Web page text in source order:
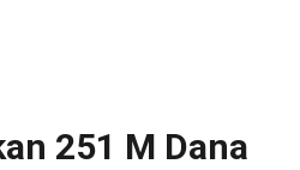
251 M Dana